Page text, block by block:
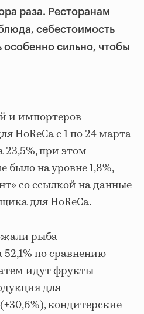
раза. Ресторанам
себестоимость
особенно сильно, чтобы
и импортеров
HoReCa с 1 по 24 марта
при этом
было на уровне 1,8%,
со ссылкой на данные
для HoReCa.
рыба
по сравнению
идут фрукты
для
кондитерские